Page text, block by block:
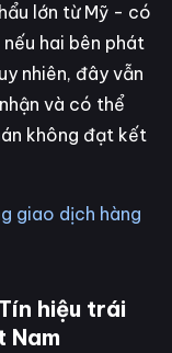
lớn từ Mỹ - có
hai bên phát
nhiên, đây vẫn
và có thể
không đạt kết
giao dịch hàng
hiệu trái
Nam